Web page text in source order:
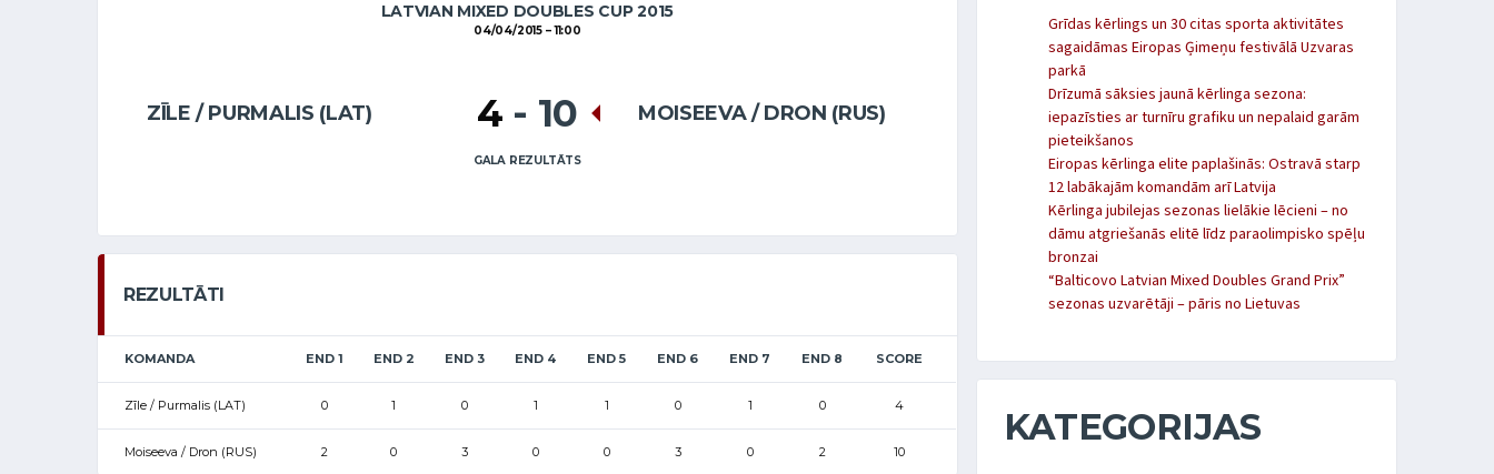
LATVIAN MIXED DOUBLES CUP 2015
04/04/2015 11:00
ZĪLE / PURMALIS (LAT) MOISEEVA / DRON (RUS)
4 - 10
GALA REZULTĀTS
REZULTĀTI
KOMANDA END 1 END 2 END 3 END 4 END 5 END 6 END 7 END 8 SCORE
Zīle / Purmalis (LAT) 0 1 0 1 1 0 1 0 4
Moiseeva / Dron (RUS) 2 0 3 0 0 3 0 2 10
Grīdas kērlings un 30 citas sporta aktivitātes
sagaidāmas Eiropas Ģimeņu festivālā Uzvaras
parkā
Drīzumā sāksies jaunā kērlinga sezona:
iepazīsties ar turnīru grafiku un nepalaid garām
pieteikšanos
Eiropas kērlinga elite paplašinās: Ostravā starp
12 labākajām komandām arī Latvija
Kērlinga jubilejas sezonas lielākie lēcieni – no
dāmu atgriešanās elitē līdz paraolimpisko spēļu
bronzai
“Balticovo Latvian Mixed Doubles Grand Prix”
sezonas uzvarētāji – pāris no Lietuvas
KATEGORIJAS